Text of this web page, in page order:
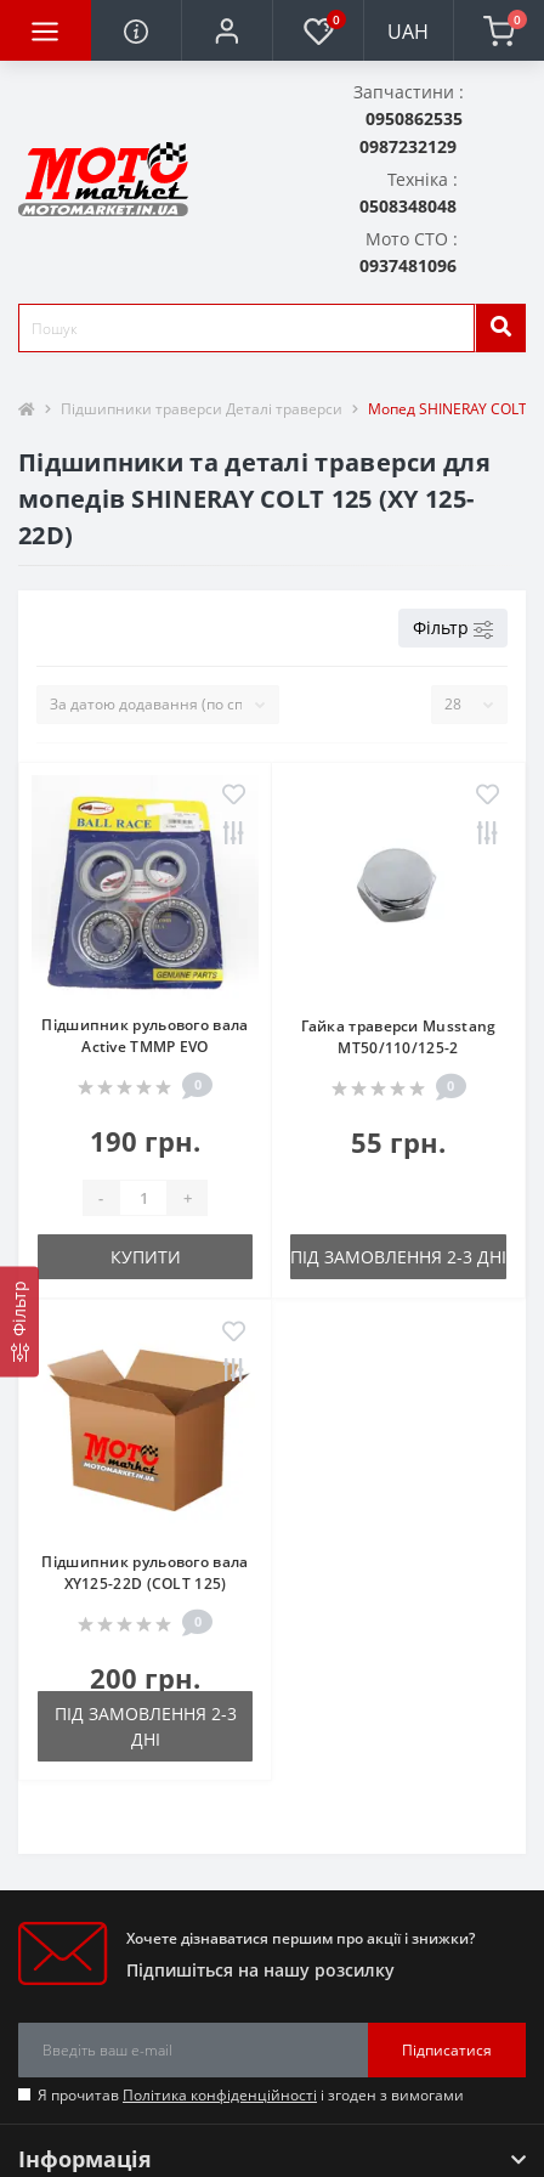
0 UAH 0
Запчастини :
0950862535
0987232129
Техніка :
0508348048
Мото СТО :
0937481096
Підшипники траверси Деталі траверси Мопед SHINERAY COLT
Підшипники та деталі траверси для
мопедів SHINERAY COLT 125 (XY 125-
22D)
Фільтр
Фільтр
Підшипник рульового вала
Active TMMP EVO
0
190 грн.
- +
КУПИТИ
Гайка траверси Musstang
MT50/110/125-2
0
55 грн.
ПІД ЗАМОВЛЕННЯ 2-3 ДНІ
Підшипник рульового вала
XY125-22D (COLT 125)
0
200 грн.
ПІД ЗАМОВЛЕННЯ 2-3
ДНІ
Хочете дізнаватися першим про акції і знижки?
Підпишіться на нашу розсилку
Підписатися
Я прочитав Політика конфіденційності і згоден з вимогами
Інформація